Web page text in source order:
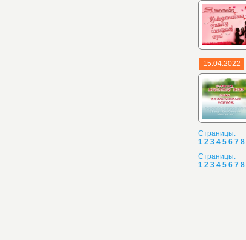
15.04.2022
Страницы:
1 2 3 4 5 6 7 8
Страницы:
1 2 3 4 5 6 7 8